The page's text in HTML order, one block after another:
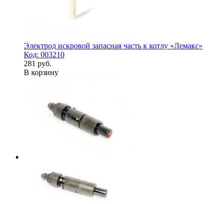
Электрод искровой запасная часть к котлу «Лемакс»
Код: 003210
281 руб.
В корзину